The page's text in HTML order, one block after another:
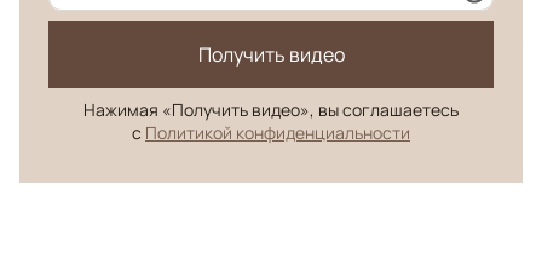
Получить видео
Нажимая «Получить видео», вы соглашаетесь
с Политикой конфиденциальности